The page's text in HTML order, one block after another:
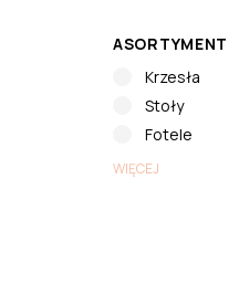
ASORTYMENT
Krzesła
Stoły
Fotele
WIĘCEJ